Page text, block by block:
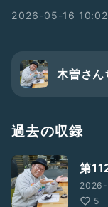
2026-05-16
木曽さ
過去の収録
第
5